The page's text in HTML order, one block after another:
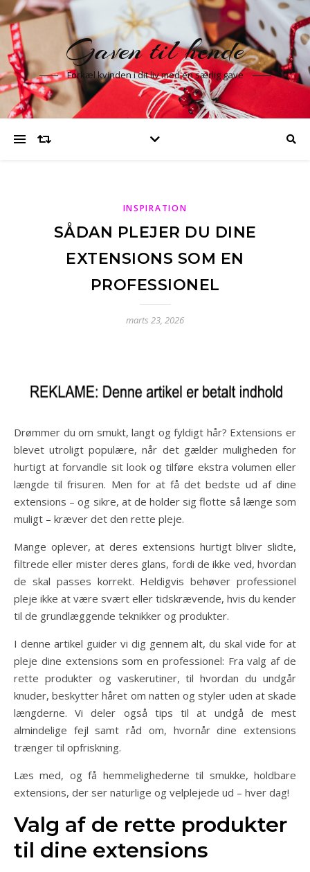
Gaven til hende
Forkæl kvinden i dit liv med en særlig gave
INSPIRATION
SÅDAN PLEJER DU DINE
EXTENSIONS SOM EN
PROFESSIONEL
marts 23, 2026
Drømmer du om smukt, langt og fyldigt hår? Extensions er
blevet utroligt populære, når det gælder muligheden for
hurtigt at forvandle sit look og tilføre ekstra volumen eller
længde til frisuren. Men for at få det bedste ud af dine
extensions – og sikre, at de holder sig flotte så længe som
muligt – kræver det den rette pleje.
Mange oplever, at deres extensions hurtigt bliver slidte,
filtrede eller mister deres glans, fordi de ikke ved, hvordan
de skal passes korrekt. Heldigvis behøver professionel
pleje ikke at være svært eller tidskrævende, hvis du kender
til de grundlæggende teknikker og produkter.
I denne artikel guider vi dig gennem alt, du skal vide for at
pleje dine extensions som en professionel: Fra valg af de
rette produkter og vaskerutiner, til hvordan du undgår
knuder, beskytter håret om natten og styler uden at skade
længderne. Vi deler også tips til at undgå de mest
almindelige fejl samt råd om, hvornår dine extensions
trænger til opfriskning.
Læs med, og få hemmelighederne til smukke, holdbare
extensions, der ser naturlige og velplejede ud – hver dag!
Valg af de rette produkter
til dine extensions